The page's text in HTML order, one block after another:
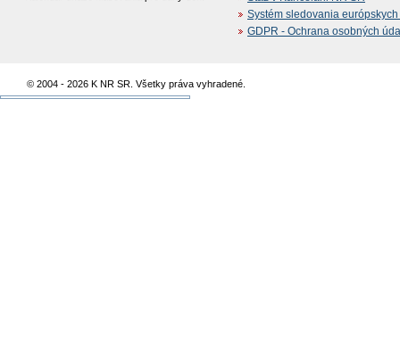
Systém sledovania
GDPR - Ochrana osobných
© 2004 - 2026 K NR SR. Všetky práva vyhradené.